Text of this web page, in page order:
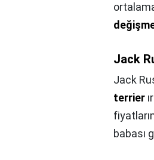
Jack
Jack
terrier
babası